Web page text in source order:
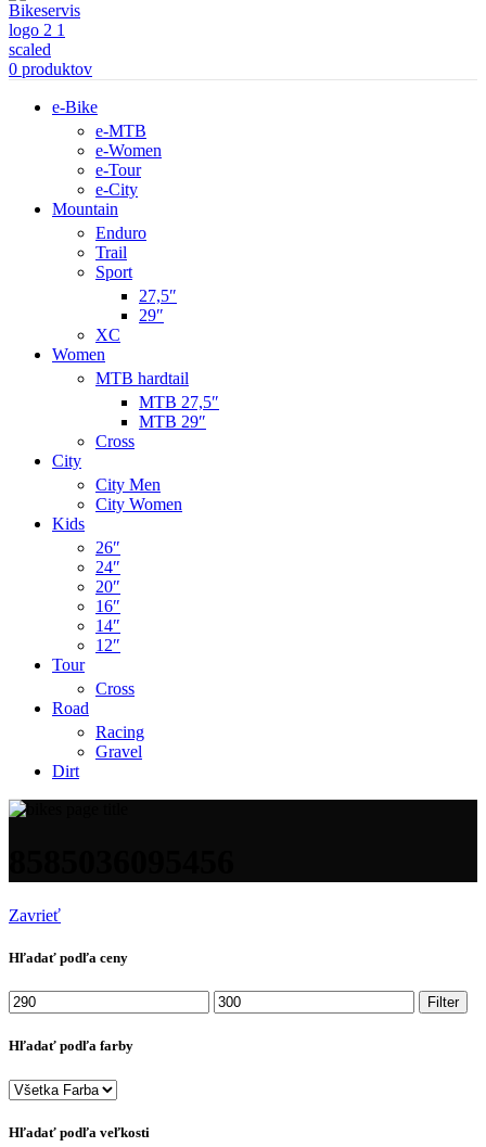
0 produktov
e-Bike
e-MTB
e-Women
e-Tour
e-City
Mountain
Enduro
Trail
Sport
27,5″
29″
XC
Women
MTB hardtail
MTB 27,5″
MTB 29″
Cross
City
City Men
City Women
Kids
26″
24″
20″
16″
14″
12″
Tour
Cross
Road
Racing
Gravel
Dirt
Zavrieť
Hľadať podľa ceny
Minimálna
cena
Maximálna
cena
Filter
Hľadať podľa farby
Hľadať podľa veľkosti